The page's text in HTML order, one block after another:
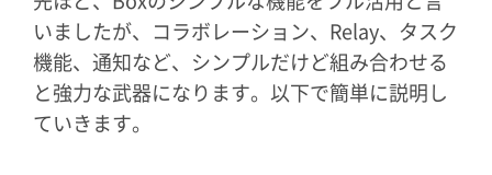
いましたが、コラボレーション、Relay、タスク
機能、通知など、シンプルだけど組み合わせる
と強力な武器になります。以下で簡単に説明し
ていきます。